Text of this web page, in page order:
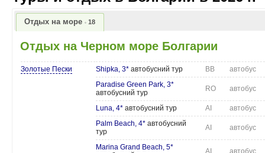
Отдых на море 18
Отдых на Черном море Болгарии
Золотые Пески Shipka, 3* автобусний тур BB
автобус
Paradise Green Park, 3*
автобусний тур
RO автобус
Luna, 4* автобусний тур AI
автобус
Palm Beach, 4* автобусний
тур
AI автобус
Marina Grand Beach, 5*
AI автобус